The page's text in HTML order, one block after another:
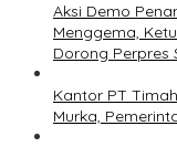
Aksi Demo
Menggema,
Dorong Perpres
Kantor PT
Murka,